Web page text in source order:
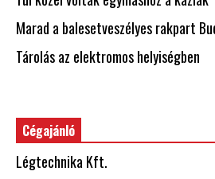
Marad a balesetveszélyes rakpart
Tárolás az elektromos helyiségben
Cégajánló
Légtechnika Kft.